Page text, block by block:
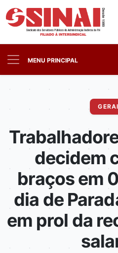
MENU PRINCIPAL
decidem
braços em
dia de
em prol da